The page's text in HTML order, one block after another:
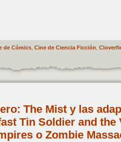
de Cómics, Cine de Ciencia Ficción
The Mist y las
Tin Soldier and the
o Zombie